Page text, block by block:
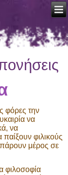
φόρες την
να
να
παίξουν φιλικούς
μέρος σε
φιλοσοφία